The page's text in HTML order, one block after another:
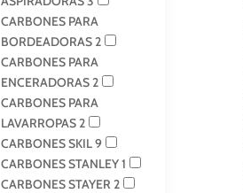
CARBONES PARA
BORDEADORAS2
CARBONES PARA
ENCERADORAS2
CARBONES PARA
LAVARROPAS2
CARBONES SKIL9
CARBONES STANLEY1
CARBONES STAYER2